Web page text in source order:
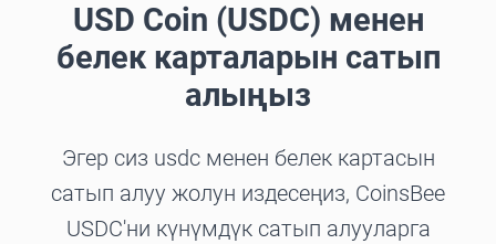
USD Coin (USDC) менен
белек карталарын сатып
алыңыз
Эгер сиз usdc менен белек картасын
сатып алуу жолун издесеңиз, CoinsBee
USDC'ни күнүмдүк сатып алууларга